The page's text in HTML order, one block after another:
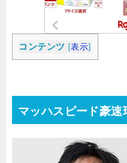
コンテンツ [表示]
マッハスピード豪